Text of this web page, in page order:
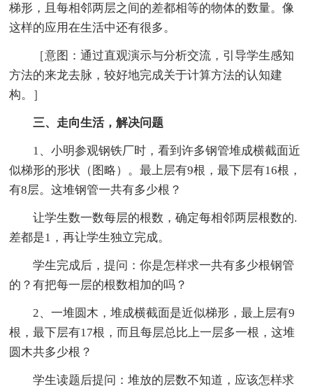
梯形，且每相邻两层之间的差都相等的物体的数量。像
这样的应用在生活中还有很多。
［意图：通过直观演示与分析交流，引导学生感知
方法的来龙去脉，较好地完成关于计算方法的认知建
构。］
三、走向生活，解决问题
1、小明参观钢铁厂时，看到许多钢管堆成横截面近
似梯形的形状（图略）。最上层有9根，最下层有16根，
有8层。这堆钢管一共有多少根？
让学生数一数每层的根数，确定每相邻两层根数的.
差都是1，再让学生独立完成。
学生完成后，提问：你是怎样求一共有多少根钢管
的？有把每一层的根数相加的吗？
2、一堆圆木，堆成横截面是近似梯形，最上层有9
根，最下层有17根，而且每层总比上一层多一根，这堆
圆木共多少根？
学生读题后提问：堆放的层数不知道，应该怎样求